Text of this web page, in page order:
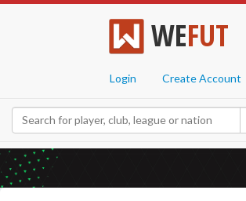
WEFUT
Login Create Account